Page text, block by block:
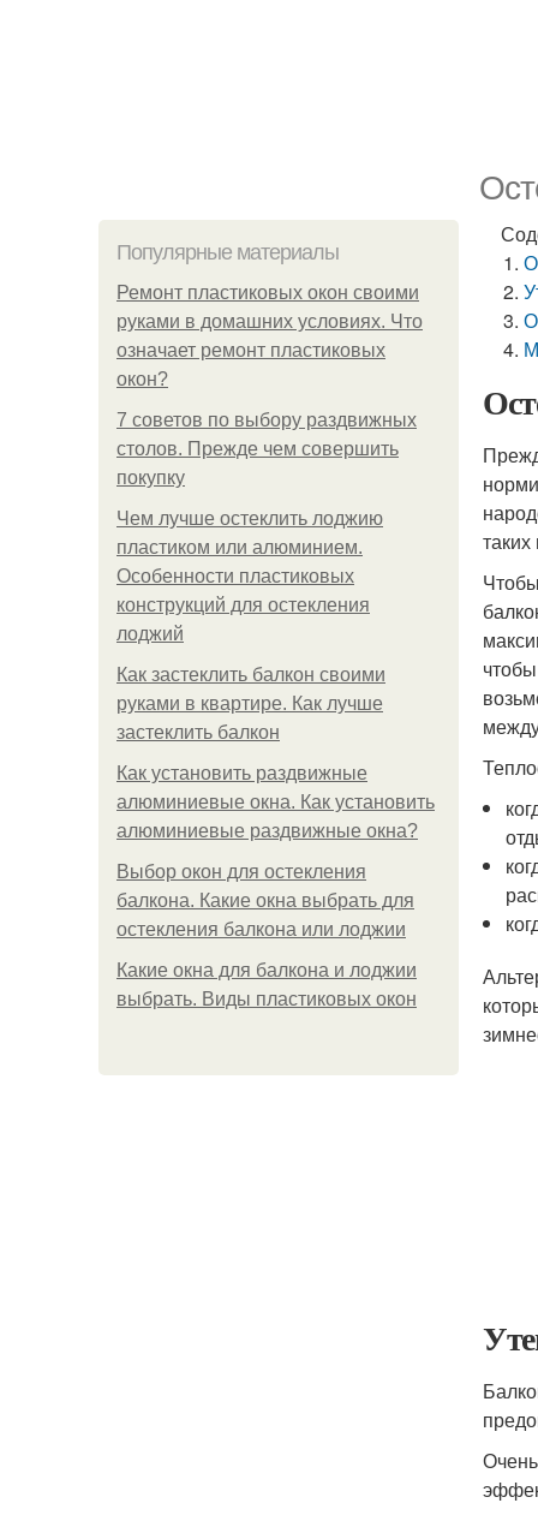
Популярные материалы
Ремонт пластиковых окон своими
руками в домашних условиях. Что
означает ремонт пластиковых
окон?
7 советов по выбору раздвижных
столов. Прежде чем совершить
покупку
Чем лучше остеклить лоджию
пластиком или алюминием.
Особенности пластиковых
конструкций для остекления
лоджий
Как застеклить балкон своими
руками в квартире. Как лучше
застеклить балкон
Как установить раздвижные
алюминиевые окна. Как установить
алюминиевые раздвижные окна?
Выбор окон для остекления
балкона. Какие окна выбрать для
остекления балкона или лоджии
Какие окна для балкона и лоджии
выбрать. Виды пластиковых окон